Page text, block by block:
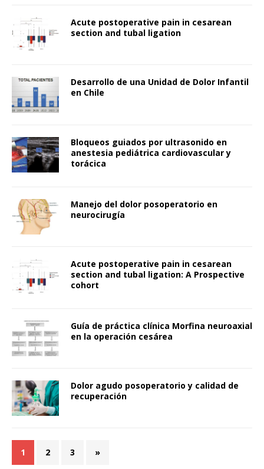
Acute postoperative pain in cesarean
section and tubal ligation
Desarrollo de una Unidad de Dolor Infantil
en Chile
Bloqueos guiados por ultrasonido en
anestesia pediátrica cardiovascular y
torácica
Manejo del dolor posoperatorio en
neurocirugía
Acute postoperative pain in cesarean
section and tubal ligation: A Prospective
cohort
Guía de práctica clínica Morfina neuroaxial
en la operación cesárea
Dolor agudo posoperatorio y calidad de
recuperación
1 2 3 »